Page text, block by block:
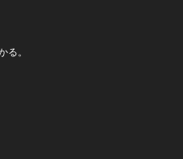
る。